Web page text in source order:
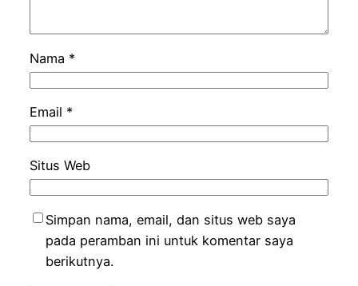
Nama *
Email *
Situs Web
Simpan nama, email, dan situs web saya
pada peramban ini untuk komentar saya
berikutnya.